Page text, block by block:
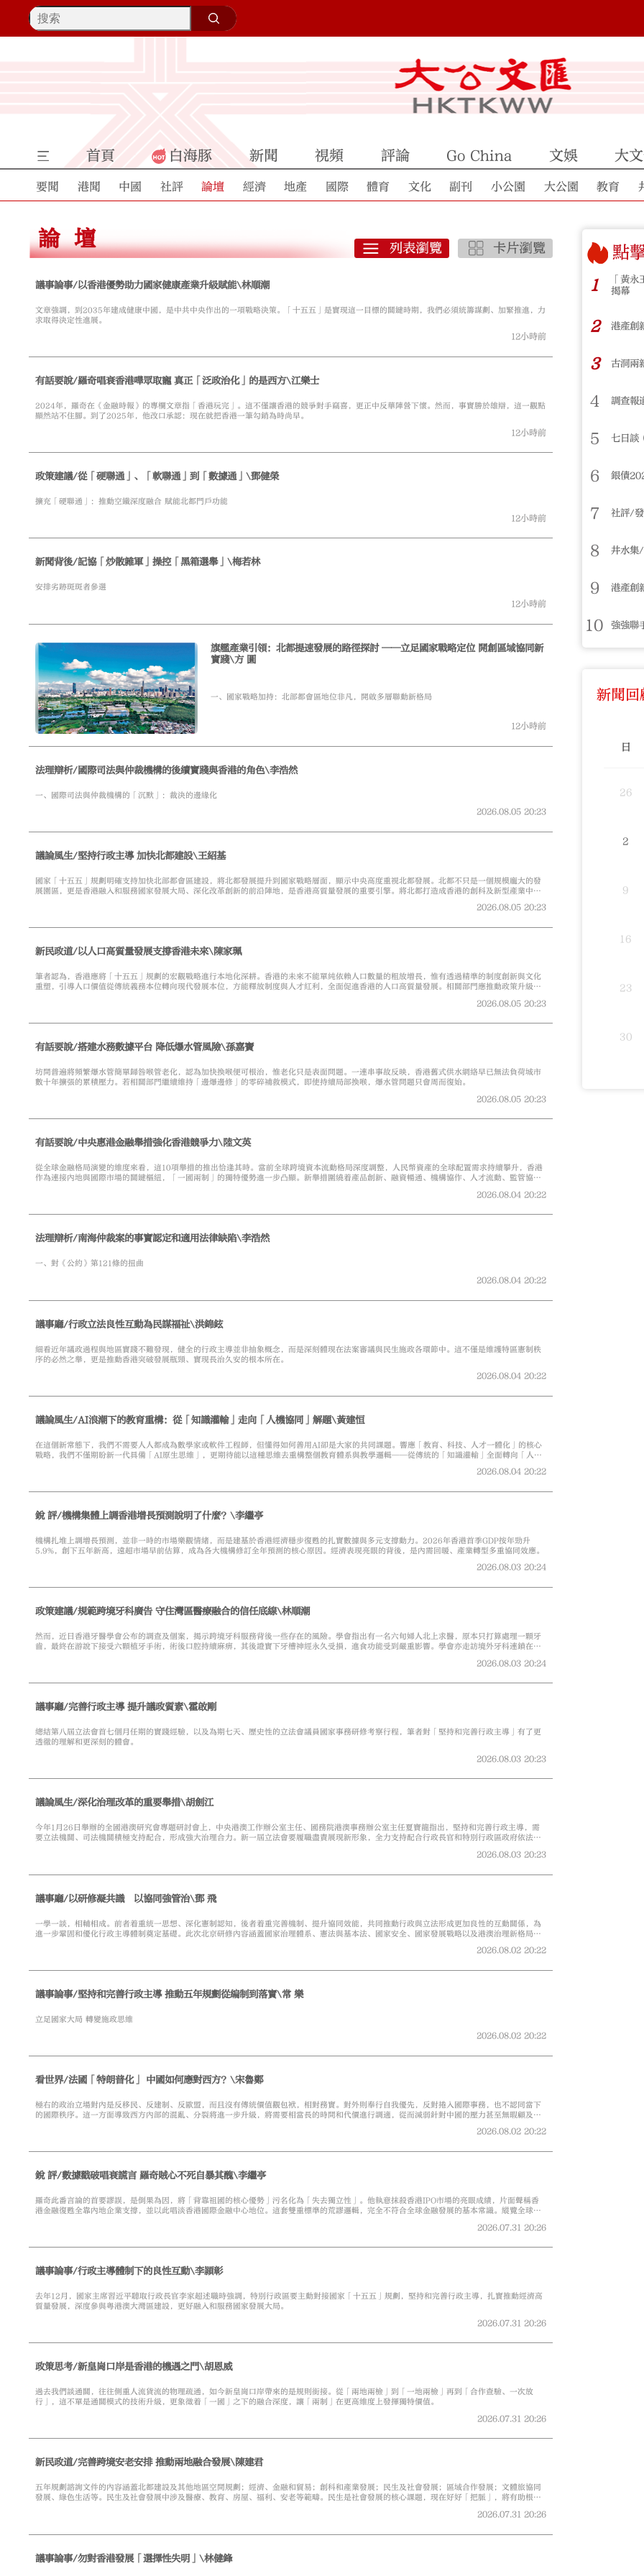
首頁 白海豚 新聞 視頻 評論 Go China 文娛 大
要聞 港聞 中國 社評 論壇 經濟 地產 國際 體育 文化 副刊 小公園 大公園 教育
論壇
議事論事/以香港優勢助力國家健康產業升級賦能\林順潮
文章強調，到2035年建成健康中國，是中共中央作出的一項戰略決策。「十五五」是實現這一目標的關鍵時期，我們必須統籌謀劃、加緊推進，力
求取得決定性進展。
12小時前
有話要說/羅奇唱衰香港嘩眾取寵 真正「泛政治化」的是西方\江樂士
2024年，羅奇在《金融時報》的專欄文章指「香港玩完」。這不僅讓香港的競爭對手竊喜，更正中反華陣營下懷。然而，事實勝於雄辯，這一觀點
顯然站不住腳。到了2025年，他改口承認：現在就把香港一筆勾銷為時尚早。
12小時前
政策建議/從「硬聯通」、「軟聯通」到「數據通」\鄧健榮
擴充「硬聯通」：推動空鐵深度融合 賦能北都門戶功能
12小時前
新聞背後/記協「炒散雜軍」操控「黑箱選舉」\梅若林
安排劣跡斑斑者參選
12小時前
旗艦產業引領﹕北都提速發展的路徑探討 ——立足國家戰略定位 開創區域協同新
實踐\方 圓
一、國家戰略加持：北部都會區地位非凡，開啟多層聯動新格局
12小時前
法理辯析/國際司法與仲裁機構的後續實踐與香港的角色\李浩然
一、國際司法與仲裁機構的「沉默」：裁決的邊緣化
2026.08.05 20:23
議論風生/堅持行政主導 加快北都建設\王紹基
國家「十五五」規劃明確支持加快北部都會區建設，將北都發展提升到國家戰略層面，顯示中央高度重視北都發展。北都不只是一個規模龐大的發
展園區，更是香港融入和服務國家發展大局、深化改革創新的前沿陣地，是香港高質量發展的重要引擎。將北都打造成香港的創科及新型產業中
2026.08.05 20:23
新民政道/以人口高質量發展支撐香港未來\陳家珮
筆者認為，香港應將「十五五」規劃的宏觀戰略進行本地化深耕。香港的未來不能單純依賴人口數量的粗放增長，惟有透過精準的制度創新與文化
重塑，引導人口價值從傳統義務本位轉向現代發展本位，方能釋放制度與人才紅利，全面促進香港的人口高質量發展。相關部門應推動政策升級，
2026.08.05 20:23
有話要說/搭建水務數據平台 降低爆水管風險\孫嘉寶
坊間普遍將頻繁爆水管簡單歸咎喉管老化，認為加快換喉便可根治，惟老化只是表面問題。一連串事故反映，香港舊式供水網絡早已無法負荷城市
數十年擴張的累積壓力。若相關部門繼續維持「邊爆邊修」的零碎補救模式，即使持續局部換喉，爆水管問題只會周而復始。
2026.08.05 20:23
有話要說/中央惠港金融舉措強化香港競爭力\陸文英
從全球金融格局演變的維度來看，這10項舉措的推出恰逢其時。當前全球跨境資本流動格局深度調整，人民幣資產的全球配置需求持續攀升，香港
作為連接內地與國際市場的關鍵樞紐，「一國兩制」的獨特優勢進一步凸顯。新舉措圍繞着產品創新、融資暢通、機構協作、人才流動、監管協同
2026.08.04 20:22
法理辯析/南海仲裁案的事實認定和適用法律缺陷\李浩然
一、對《公約》第121條的扭曲
2026.08.04 20:22
議事廳/行政立法良性互動為民謀福祉\洪錦鉉
細看近年議政過程與地區實踐不難發現，健全的行政主導並非抽象概念，而是深刻體現在法案審議與民生施政各環節中。這不僅是維護特區憲制秩
序的必然之舉，更是推動香港突破發展瓶頸、實現長治久安的根本所在。
2026.08.04 20:22
議論風生/AI浪潮下的教育重構：從「知識灌輸」走向「人機協同」解題\黃建恒
在這個新常態下，我們不需要人人都成為數學家或軟件工程師，但懂得如何善用AI卻是大家的共同課題。響應「教育、科技、人才一體化」的核心
戰略，我們不僅期盼新一代具備「AI原生思維」，更期待能以這種思維去重構整個教育體系與教學邏輯──從傳統的「知識灌輸」全面轉向「人機
2026.08.04 20:22
銳 評/機構集體上調香港增長預測說明了什麼？\李繼亭
機構扎堆上調增長預測，並非一時的市場樂觀情緒，而是建基於香港經濟穩步復甦的扎實數據與多元支撐動力。2026年香港首季GDP按年勁升
5.9%，創下五年新高，遠超市場早前估算，成為各大機構修訂全年預測的核心原因。經濟表現亮眼的背後，是內需回暖、產業轉型多重協同效應。
2026.08.03 20:24
政策建議/規範跨境牙科廣告 守住灣區醫療融合的信任底線\林順潮
然而，近日香港牙醫學會公布的調查及個案，揭示跨境牙科服務背後一些存在的風險。學會指出有一名六旬婦人北上求醫，原本只打算處理一顆牙
齒，最終在游說下接受六顆植牙手術，術後口腔持續麻痹，其後證實下牙槽神經永久受損，進食功能受到嚴重影響。學會亦走訪境外牙科連鎖在港
2026.08.03 20:24
議事廳/完善行政主導 提升議政質素\霍啟剛
總結第八屆立法會首七個月任期的實踐經驗，以及為期七天、歷史性的立法會議員國家事務研修考察行程，筆者對「堅持和完善行政主導」有了更
透徹的理解和更深刻的體會。
2026.08.03 20:23
議論風生/深化治理改革的重要舉措\胡劍江
今年1月26日舉辦的全國港澳研究會專題研討會上，中央港澳工作辦公室主任、國務院港澳事務辦公室主任夏寶龍指出，堅持和完善行政主導，需
要立法機關、司法機關積極支持配合，形成強大治理合力。新一屆立法會要履職盡責展現新形象，全力支持配合行政長官和特別行政區政府依法施
2026.08.03 20:23
議事廳/以研修凝共識 以協同強管治\鄧 飛
一學一談，相輔相成。前者着重統一思想、深化憲制認知，後者着重完善機制、提升協同效能，共同推動行政與立法形成更加良性的互動關係，為
進一步鞏固和優化行政主導體制奠定基礎。此次北京研修內容涵蓋國家治理體系、憲法與基本法、國家安全、國家發展戰略以及港澳治理新格局等
觀、治理觀和大局觀。香港過去一段時期社會動盪、行政立法對立、政策推進受阻，重要原因之一，是部分議政力量偏離憲制定位，把議會變成政
2026.08.02 20:22
議事論事/堅持和完善行政主導 推動五年規劃從編制到落實\常 樂
立足國家大局 轉變施政思維
2026.08.02 20:22
看世界/法國「特朗普化」 中國如何應對西方？\宋魯鄭
極右的政治立場對內是反移民、反建制、反歐盟，而且沒有傳統價值觀包袱，相對務實。對外則奉行自我優先，反對捲入國際事務，也不認同當下
的國際秩序。這一方面導致西方內部的混亂、分裂將進一步升級，將需要相當長的時間和代價進行調適，從而減弱針對中國的壓力甚至無暇顧及，
2026.08.02 20:22
銳 評/數據戳破唱衰謊言 羅奇賊心不死自暴其醜\李繼亭
羅奇此番言論的首要謬誤，是倒果為因，將「背靠祖國的核心優勢」污名化為「失去獨立性」。他執意抹殺香港IPO市場的亮眼成績，片面聲稱香
港金融復甦全靠內地企業支撐，並以此唱淡香港國際金融中心地位。這套雙重標準的荒謬邏輯，完全不符合全球金融發展的基本常識。縱覽全球頂
2026.07.31 20:26
議事論事/行政主導體制下的良性互動\李頴彰
去年12月，國家主席習近平聽取行政長官李家超述職時強調，特別行政區要主動對接國家「十五五」規劃，堅持和完善行政主導，扎實推動經濟高
質量發展，深度參與粵港澳大灣區建設，更好融入和服務國家發展大局。
2026.07.31 20:26
政策思考/新皇崗口岸是香港的機遇之門\胡恩威
過去我們談通關，往往側重人流貨流的物理疏通，如今新皇崗口岸帶來的是規則銜接。從「兩地兩檢」到「一地兩檢」再到「合作查驗、一次放
行」，這不單是通關模式的技術升級，更象徵着「一國」之下的融合深度，讓「兩制」在更高維度上發揮獨特價值。
2026.07.31 20:26
新民政道/完善跨境安老安排 推動兩地融合發展\陳建君
五年規劃諮詢文件的內容涵蓋北都建設及其他地區空間規劃；經濟、金融和貿易；創科和產業發展；民生及社會發展；區域合作發展；文體旅協同
發展、綠色生活等。民生及社會發展中涉及醫療、教育、房屋、福利、安老等範疇。民生是社會發展的核心課題，現在好好「把脈」，將有助根治
2026.07.31 20:26
議事論事/勿對香港發展「選擇性失明」\林健鋒
點
1
「黃
揭幕
2 港產創
3 古洞兩
4 調查報
5 七日談
6 銀債
7 社評/
8 井水集
9 港產創
10 強強聯
新聞回
日
26
2
9
16
23
30